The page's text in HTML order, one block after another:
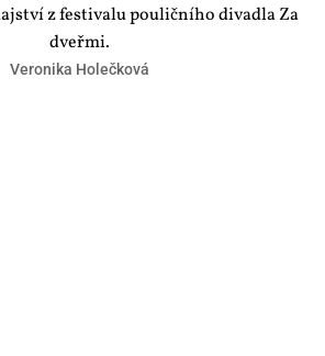
z festivalu pouličního divadla Za
dveřmi.
Veronika Holečková